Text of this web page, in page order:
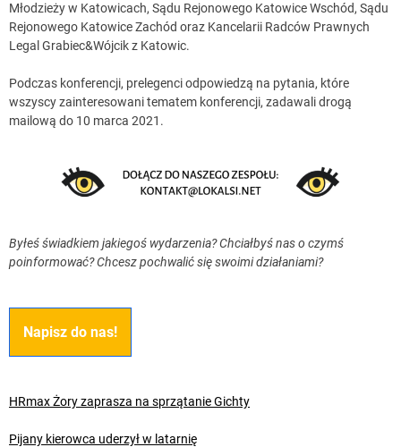
Młodzieży w Katowicach, Sądu Rejonowego Katowice Wschód, Sądu
Rejonowego Katowice Zachód oraz Kancelarii Radców Prawnych
Legal Grabiec&Wójcik z Katowic.
Podczas konferencji, prelegenci odpowiedzą na pytania, które
wszyscy zainteresowani tematem konferencji, zadawali drogą
mailową do 10 marca 2021.
Byłeś świadkiem jakiegoś wydarzenia? Chciałbyś nas o czymś
poinformować? Chcesz pochwalić się swoimi działaniami?
Napisz do nas!
HRmax Żory zaprasza na sprzątanie Gichty
Pijany kierowca uderzył w latarnię